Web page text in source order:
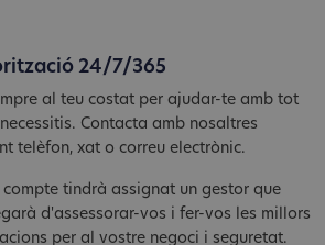
24/7/365
al teu costat per ajudar-te amb tot
Contacta amb nosaltres
telèfon, xat o correu electrònic.
compte tindrà assignat un gestor que
d'assessorar-vos i fer-vos les millors
per al vostre negoci i seguretat.